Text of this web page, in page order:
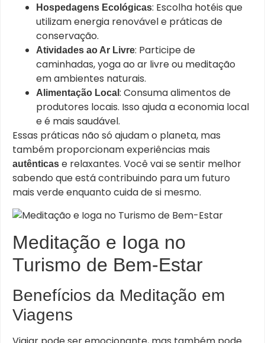
Hospedagens Ecológicas: Escolha hotéis que
utilizam energia renovável e práticas de
conservação.
Atividades ao Ar Livre: Participe de
caminhadas, yoga ao ar livre ou meditação
em ambientes naturais.
Alimentação Local : Consuma alimentos de
produtores locais. Isso ajuda a economia local
e é mais saudável.
Essas práticas não só ajudam o planeta, mas
também proporcionam experiências mais
autênticas e relaxantes. Você vai se sentir melhor
sabendo que está contribuindo para um futuro
mais verde enquanto cuida de si mesmo.
Meditação e Ioga no
Turismo de Bem-Estar
Benefícios da Meditação em
Viagens